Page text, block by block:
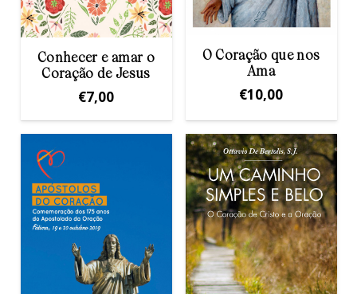
Conhecer e amar o
Coração de Jesus
€7,00
O Coração que nos
Ama
€10,00